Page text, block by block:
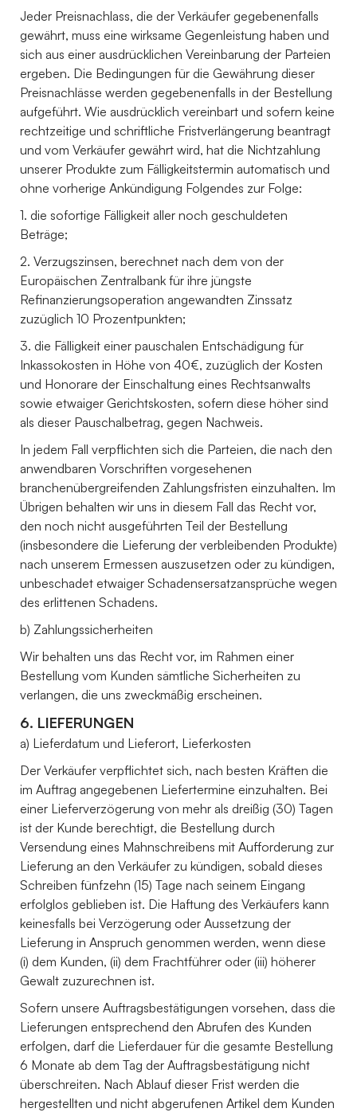
Jeder Preisnachlass, die der Verkäufer gegebenenfalls
gewährt, muss eine wirksame Gegenleistung haben und
sich aus einer ausdrücklichen Vereinbarung der Parteien
ergeben. Die Bedingungen für die Gewährung dieser
Preisnachlässe werden gegebenenfalls in der Bestellung
aufgeführt. Wie ausdrücklich vereinbart und sofern keine
rechtzeitige und schriftliche Fristverlängerung beantragt
und vom Verkäufer gewährt wird, hat die Nichtzahlung
unserer Produkte zum Fälligkeitstermin automatisch und
ohne vorherige Ankündigung Folgendes zur Folge:
1. die sofortige Fälligkeit aller noch geschuldeten
Beträge;
2. Verzugszinsen, berechnet nach dem von der
Europäischen Zentralbank für ihre jüngste
Refinanzierungsoperation angewandten Zinssatz
zuzüglich 10 Prozentpunkten;
3. die Fälligkeit einer pauschalen Entschädigung für
Inkassokosten in Höhe von 40€, zuzüglich der Kosten
und Honorare der Einschaltung eines Rechtsanwalts
sowie etwaiger Gerichtskosten, sofern diese höher sind
als dieser Pauschalbetrag, gegen Nachweis.
In jedem Fall verpflichten sich die Parteien, die nach den
anwendbaren Vorschriften vorgesehenen
branchenübergreifenden Zahlungsfristen einzuhalten. Im
Übrigen behalten wir uns in diesem Fall das Recht vor,
den noch nicht ausgeführten Teil der Bestellung
(insbesondere die Lieferung der verbleibenden Produkte)
nach unserem Ermessen auszusetzen oder zu kündigen,
unbeschadet etwaiger Schadensersatzansprüche wegen
des erlittenen Schadens.
b) Zahlungssicherheiten
Wir behalten uns das Recht vor, im Rahmen einer
Bestellung vom Kunden sämtliche Sicherheiten zu
verlangen, die uns zweckmäßig erscheinen.
6. LIEFERUNGEN
a) Lieferdatum und Lieferort, Lieferkosten
Der Verkäufer verpflichtet sich, nach besten Kräften die
im Auftrag angegebenen Liefertermine einzuhalten. Bei
einer Lieferverzögerung von mehr als dreißig (30) Tagen
ist der Kunde berechtigt, die Bestellung durch
Versendung eines Mahnschreibens mit Aufforderung zur
Lieferung an den Verkäufer zu kündigen, sobald dieses
Schreiben fünfzehn (15) Tage nach seinem Eingang
erfolglos geblieben ist. Die Haftung des Verkäufers kann
keinesfalls bei Verzögerung oder Aussetzung der
Lieferung in Anspruch genommen werden, wenn diese
(i) dem Kunden, (ii) dem Frachtführer oder (iii) höherer
Gewalt zuzurechnen ist.
Sofern unsere Auftragsbestätigungen vorsehen, dass die
Lieferungen entsprechend den Abrufen des Kunden
erfolgen, darf die Lieferdauer für die gesamte Bestellung
6 Monate ab dem Tag der Auftragsbestätigung nicht
überschreiten. Nach Ablauf dieser Frist werden die
hergestellten und nicht abgerufenen Artikel dem Kunden